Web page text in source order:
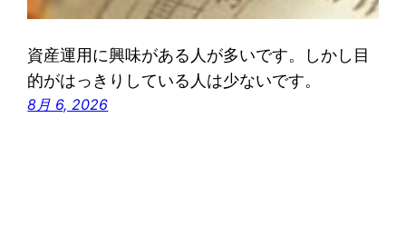
資産運用に興味がある人が多いです。しかし目
的がはっきりしている人は少ないです。
8月 6, 2026